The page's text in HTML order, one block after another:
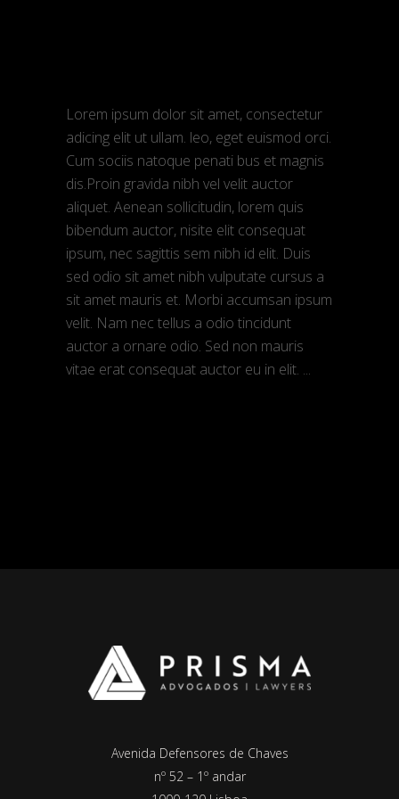
Lorem ipsum dolor sit amet, consectetur
adicing elit ut ullam. leo, eget euismod orci.
Cum sociis natoque penati bus et magnis
dis.Proin gravida nibh vel velit auctor
aliquet. Aenean sollicitudin, lorem quis
bibendum auctor, nisite elit consequat
ipsum, nec sagittis sem nibh id elit. Duis
sed odio sit amet nibh vulputate cursus a
sit amet mauris et. Morbi accumsan ipsum
velit. Nam nec tellus a odio tincidunt
auctor a ornare odio. Sed non mauris
vitae erat consequat auctor eu in elit.
Avenida Defensores de Chaves
nº 52 – 1º andar